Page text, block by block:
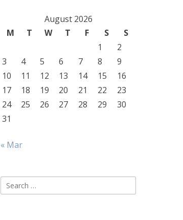
August 2026
M
T W T F S
S
1
2
3
4 5 6 7 8
9
10
11 12 13 14 15
16
17
18 19 20 21 22
23
24
25 26 27 28 29
30
31
« Mar
Search
for: